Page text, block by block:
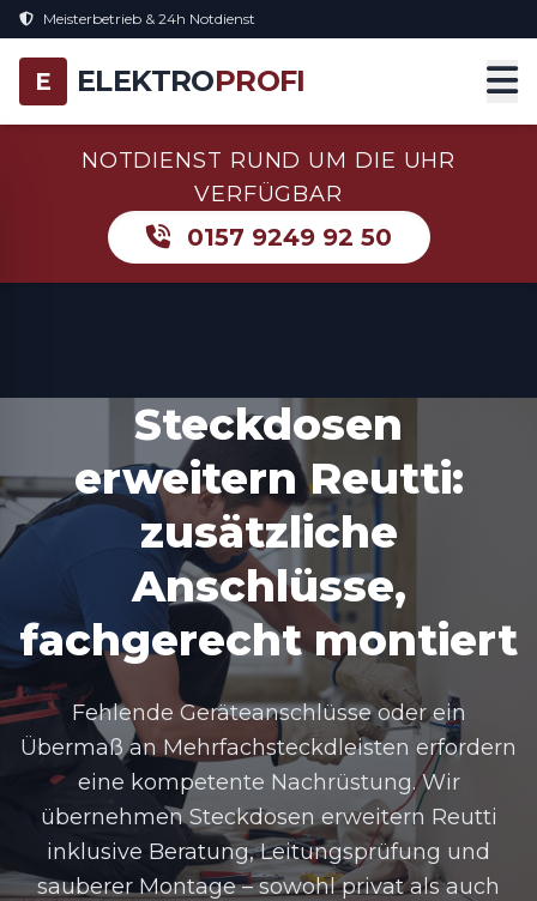
Meisterbetrieb & 24h Notdienst
E ELEKTROPROFI
NOTDIENST RUND UM DIE UHR
VERFÜGBAR
0157 9249 92 50
Steckdosen
erweitern Reutti:
zusätzliche
Anschlüsse,
fachgerecht montiert
Fehlende Geräteanschlüsse oder ein
Übermaß an Mehrfachsteckdleisten erfordern
eine kompetente Nachrüstung. Wir
übernehmen Steckdosen erweitern Reutti
inklusive Beratung, Leitungsprüfung und
sauberer Montage – sowohl privat als auch